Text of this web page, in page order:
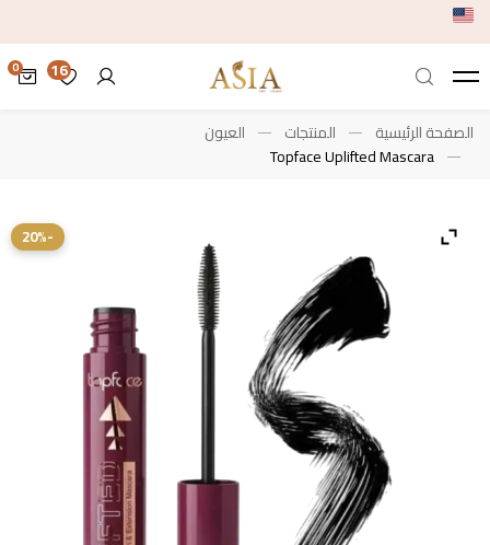
16
الصفحة الرئيسية المنتجات
العيون
Topface Uplifted Mascara
-20%